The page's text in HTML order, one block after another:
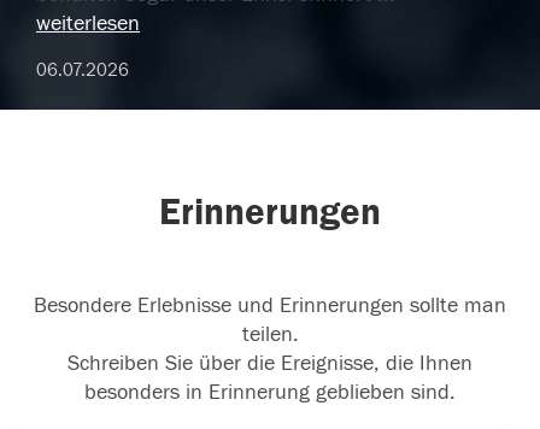
weiterlesen
06.07.2026
Erinnerungen
Besondere Erlebnisse und Erinnerungen sollte man
teilen.
Schreiben Sie über die Ereignisse, die Ihnen
besonders in Erinnerung geblieben sind.